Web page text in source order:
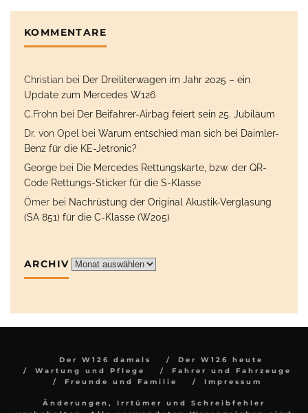
KOMMENTARE
Christian bei Der Dreiliterwagen im Jahr 2025 – ein
Update zum Mercedes W126
C.Frohn bei Der Beifahrer-Airbag feiert sein 25. Jubiläum
Dr. von Opel
bei Warum entschied man sich bei Daimler-
Benz für die KE-Jetronic?
George bei Die Mercedes Rettungskarte, bzw. der QR-
Code Rettungs-Sticker für die S-Klasse
Ömer bei Nachrüstung der Original Akustik-Verglasung
(SA 851) für die C-Klasse (W205)
ARCHIV Archiv
Der W126 damals
Der W126 heute
Wartung und Pflege
Fahrer und Fahrzeuge
Freunde und Familie
Impressum
Änderungen, Irrtümer und Schreibfehler